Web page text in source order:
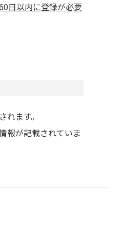
日以内に登録が必要
ます。
報が記載されていま